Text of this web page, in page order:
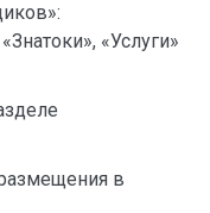
«Услуги»
в